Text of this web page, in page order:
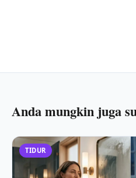
Anda mungkin juga
TIDUR